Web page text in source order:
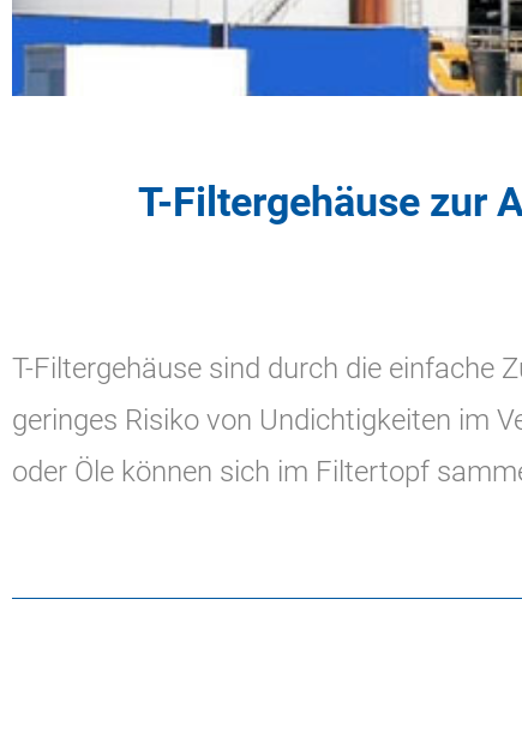
T-Filtergehäuse zur
T-Filtergehäuse sind durch die einfache
geringes Risiko von Undichtigkeiten im
oder Öle können sich im Filtertopf